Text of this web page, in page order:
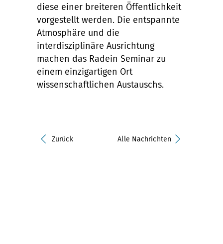
diese einer breiteren Öffentlichkeit
vorgestellt werden. Die entspannte
Atmosphäre und die
interdisziplinäre Ausrichtung
machen das Radein Seminar zu
einem einzigartigen Ort
wissenschaftlichen Austauschs.
Zurück Alle Nachrichten